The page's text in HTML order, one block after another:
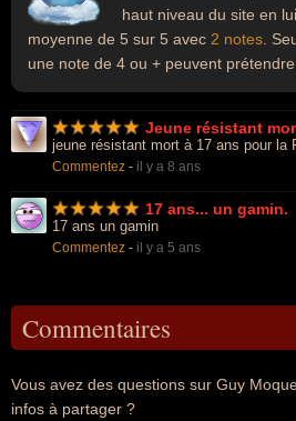
haut niveau du site en
moyenne de 5 sur 5 avec 2 notes .
une note de 4 ou + peuvent
Jeune résistant
jeune résistant mort à 17 ans pour la
Commentez - il y a 8 ans
17 ans... un gamin.
17 ans un gamin
Commentez - il y a 5 ans
Commentaires
Vous avez des questions sur Guy
infos à partager ?